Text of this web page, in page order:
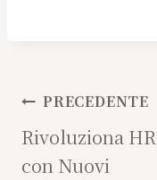
Navigazione
articoli
PRECEDENTE
Rivoluziona HR
con Nuovi